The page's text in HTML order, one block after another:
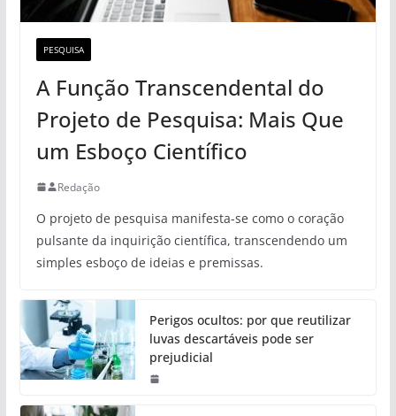
PESQUISA
A Função Transcendental do
Projeto de Pesquisa: Mais Que
um Esboço Científico
Redação
O projeto de pesquisa manifesta-se como o coração
pulsante da inquirição científica, transcendendo um
simples esboço de ideias e premissas.
Perigos ocultos: por que reutilizar
luvas descartáveis pode ser
prejudicial